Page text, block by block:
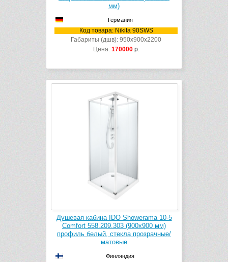
мм)
Германия
Код товара: Nikita 90SWS
Габариты (дшв): 950x900x2200
Цена: 170000р.
Душевая кабина IDO Showerama 10-5
Comfort 558.209.303 (900х900 мм)
профиль белый, стекла прозрачные/
матовые
Финляндия